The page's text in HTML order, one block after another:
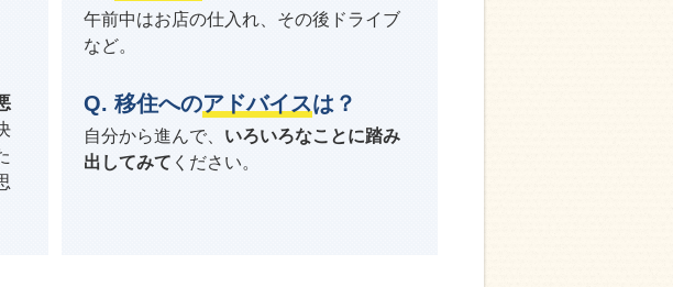
午前中はお店の仕入れ、その後ドライブ
など。
移住へのアドバイスは？
自分から進んで、 いろいろなことに踏み
出してみて ください。